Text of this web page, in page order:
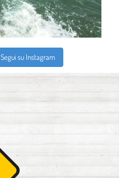
Segui su Instagram